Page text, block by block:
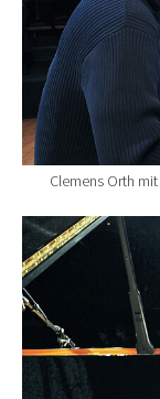
Clemens Orth
Show larger